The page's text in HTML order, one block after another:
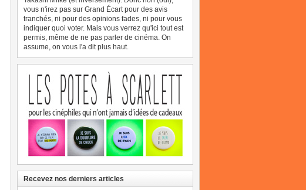
vous n'irez pas sur Grand Écart pour des avis
tranchés, ni pour des opinions fades, ni pour vous
indiquer quoi voter. Mais vous verrez qu'ici tout est
permis, même de ne pas parler de cinéma. On
assume, on vous l'a dit plus haut.
Recevez nos derniers articles